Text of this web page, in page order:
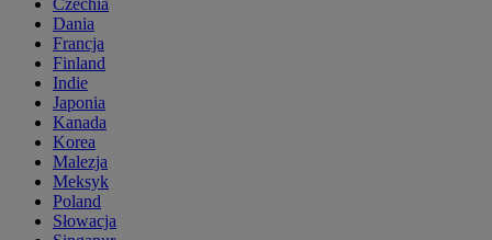
Czechia
Dania
Francja
Finland
Indie
Japonia
Kanada
Korea
Malezja
Meksyk
Poland
Słowacja